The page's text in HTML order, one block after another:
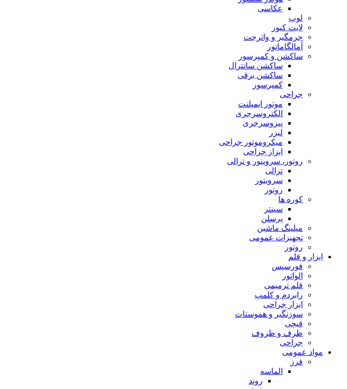
عکاسی
لوپ
لایت کیور
جرمگیر و واترجت
آمالگاماتور
ساکشن و کمپرسور
ساکشن سانترال
ساکشن برقی
کمپرسور
جراحی
موتور ایمپلنت
الکتروسرجری
پیزوسرجری
لیزر
میکروموتور جراحی
ابزار جراحی
روتور، سرویتور و ترالی
ترالی
سرویتور
روتور
کوره ها
سینتر
پرسلن
میلینگ ماشین
تجهیزات عمومی
روتور
ابزار و قلم
فورسپس
الواتور
قلم ترمیمی
رابردم و کلمپ
ابزار جراحی
سوزنگیر و هموستات
قیچی
ظرف و ظروف
جراحی
مواد عمومی
فرز
الماسه
روند